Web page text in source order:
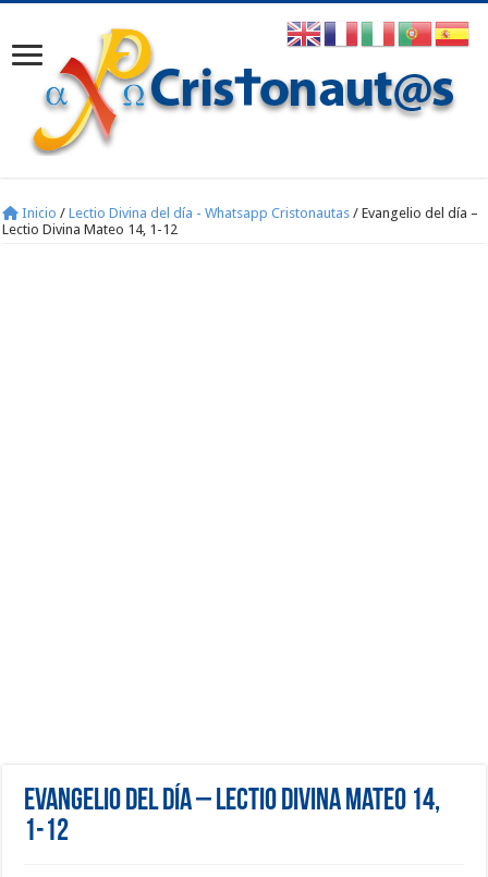
Inicio / Lectio Divina del día - Whatsapp Cristonautas / Evangelio del día –
Lectio Divina Mateo 14, 1-12
Evangelio del día – Lectio Divina Mateo 14,
1-12